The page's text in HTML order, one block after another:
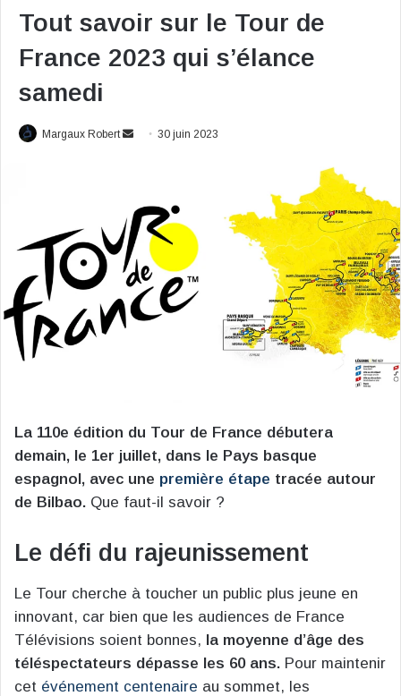
Tout savoir sur le Tour de
France 2023 qui s’élance
samedi
Margaux Robert
Envoyer30 juin 2023
La 110e édition du Tour de France débutera
demain, le 1er juillet, dans le Pays basque
espagnol, avec une première étape tracée autour
de Bilbao. Que faut-il savoir ?
Le défi du rajeunissement
Le Tour cherche à toucher un public plus jeune en
innovant, car bien que les audiences de France
Télévisions soient bonnes, la moyenne d’âge des
téléspectateurs dépasse les 60 ans. Pour maintenir
cet événement centenaire au sommet, les